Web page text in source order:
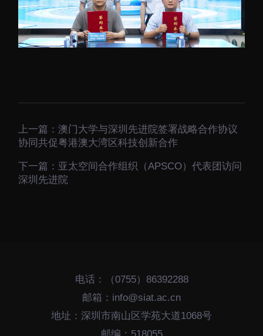
国合项目
出国境事务
控股企业
成果超市
党建工作
群团工作
国家高性能医疗器械创
创新研究院
上一篇：澳门大学与深圳先进院签署战略合作协议
协同共促粤港澳大湾区科技创新合作
下一篇： 亚太空间合作组织（APSCO）代表团访问
深圳先进院
电话：（0755）86392288
邮箱：info@siat.ac.cn
地址：深圳市南山区学苑大道1068号